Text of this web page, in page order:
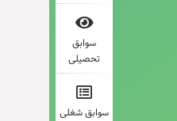
سوابق
تحصیلی
سوابق شغلی